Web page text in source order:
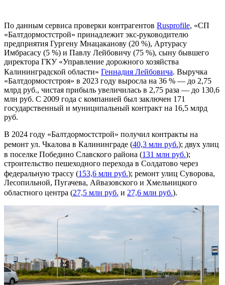
По данным сервиса проверки контрагентов Rusprofile, «СП
«Балтдормостстрой» принадлежит экс-руководителю
предприятия Гургену Мнацаканову (20 %), Артурасу
Имбрасасу (5 %) и Павлу Лейбовичу (75 %), сыну бывшего
директора ГКУ «Управление дорожного хозяйства
Калининградской области» Геннадия Лейбовича. Выручка
«Балтдормостстроя» в 2023 году выросла на 36 % — до 2,75
млрд руб., чистая прибыль увеличилась в 2,75 раза — до 130,6
млн руб. С 2009 года с компанией был заключен 171
государственный и муниципальный контракт на 16,5 млрд
руб.
В 2024 году «Балтдормостстрой» получил контракты на
ремонт ул. Чкалова в Калининграде (40,3 млн руб.); двух улиц
в поселке Победино Славского района (131 млн руб.);
строительство пешеходного перехода в Солдатово через
федеральную трассу (153,6 млн руб.); ремонт улиц Суворова,
Лесопильной, Пугачева, Айвазовского и Хмельницкого
областного центра (27,5 млн руб. и 27,6 млн руб.).